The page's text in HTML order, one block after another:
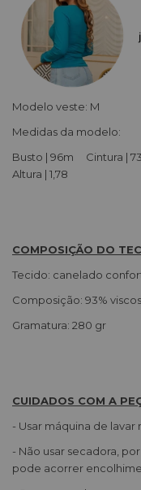
Modelo veste: M
Medidas da modelo:
Busto | 96m Cintura |
Altura | 1,78
COMPOSIÇÃO DO
Tecido:
Composição: 93%
Gramatura: 280 gr
CUIDADOS COM A
- Usar máquina de lavar
- Não usar secadora,
pode acorrer